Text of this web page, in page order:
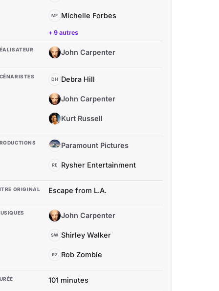
MF Michelle Forbes
+ 9 autres
JC John Carpenter
DH Debra Hill
JC John Carpenter
KR Kurt Russell
PP Paramount Pictures
RE Rysher Entertainment
ORIGINAL Escape from L.A.
JC John Carpenter
SW Shirley Walker
RZ Rob Zombie
101 minutes